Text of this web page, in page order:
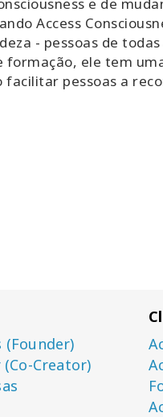
Access
- pessoas de
formação, ele tem
pessoas a
(Founder)
(Co-Creator)